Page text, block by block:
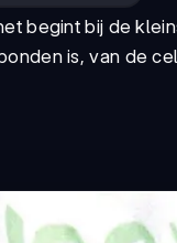
begint bij de
is, van de